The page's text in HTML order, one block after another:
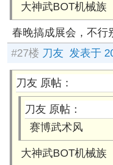
大神武BOT机械族
春晚搞成展会，不行
#27楼 刀友 发表于
刀友 原帖：
刀友 原帖：
赛博武术风
大神武BOT机械族